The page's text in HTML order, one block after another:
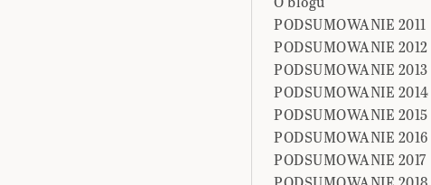
PODSUMOWANIE 2011
PODSUMOWANIE 2012
PODSUMOWANIE 2013
PODSUMOWANIE 2014
PODSUMOWANIE 2015
PODSUMOWANIE 2016
PODSUMOWANIE 2017